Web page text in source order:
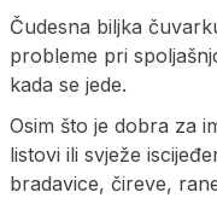
Čudesna biljka
probleme pri
kada se jede.
Osim što je dobra za
listovi ili svježe
bradavice, čireve,